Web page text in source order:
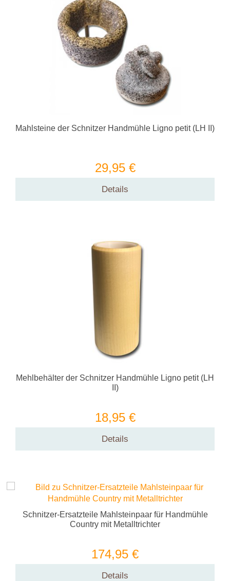
Mahlsteine der Schnitzer Handmühle Ligno petit (LH II)
29,95 €
Details
Mehlbehälter der Schnitzer Handmühle Ligno petit (LH
II)
18,95 €
Details
Schnitzer-Ersatzteile Mahlsteinpaar für Handmühle
Country mit Metalltrichter
174,95 €
Details